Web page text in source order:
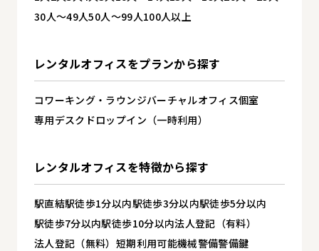
30人～49人50人～99人100人以上
レンタルオフィスをプランから探す
コワーキング・ラウンジバーチャルオフィス個室
専用デスク ドロップイン（一時利用）
レンタルオフィスを特徴から探す
駅直結駅徒歩1分以内駅徒歩3分以内駅徒歩5分以内
駅徒歩7分以内駅徒歩10分以内法人登記（有料）
法人登記（無料） 短期利用可能機械警備警備鍵